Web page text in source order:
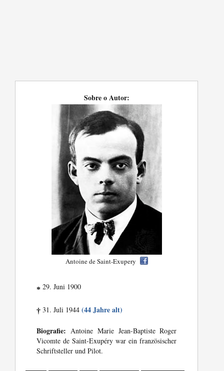
Sobre o Autor:
Antoine de Saint-Exupery
* 29. Juni 1900
† 31. Juli 1944(44 Jahre alt)
Biografie: Antoine Marie Jean-Baptiste Roger
Vicomte de Saint-Exupéry war ein französischer
Schriftsteller und Pilot.